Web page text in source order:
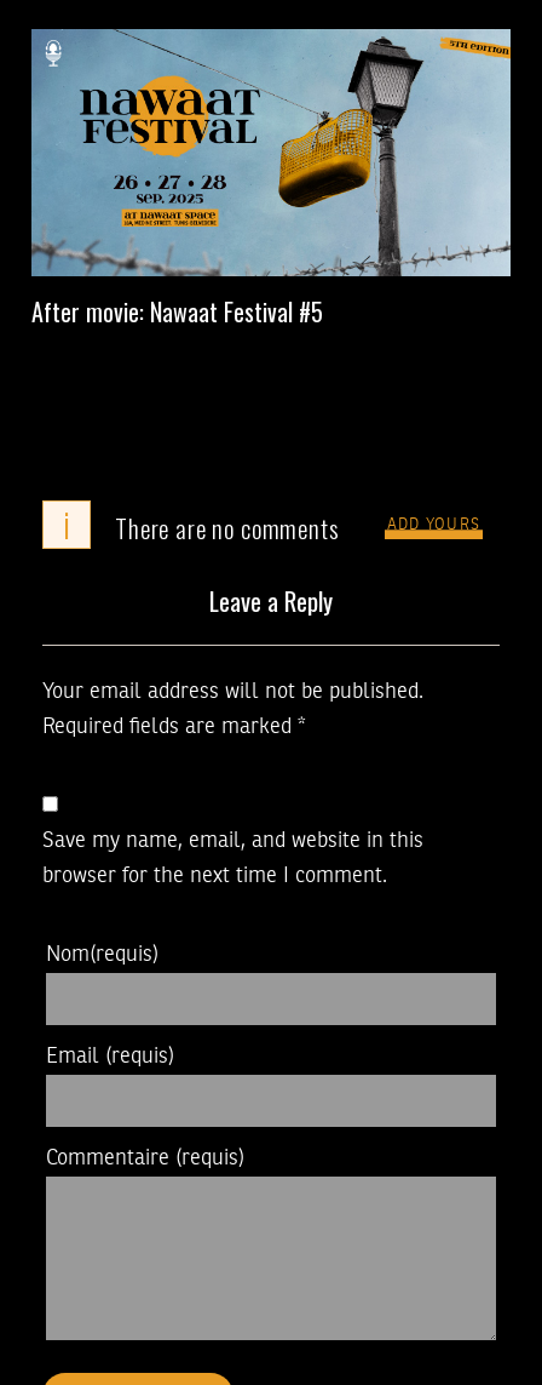
After movie: Nawaat Festival #5
i There are no comments ADD YOURS
Leave a Reply
Your email address will not be published.
Required fields are marked *
Save my name, email, and website in this
browser for the next time I comment.
Nom(requis)
Email (requis)
Commentaire (requis)